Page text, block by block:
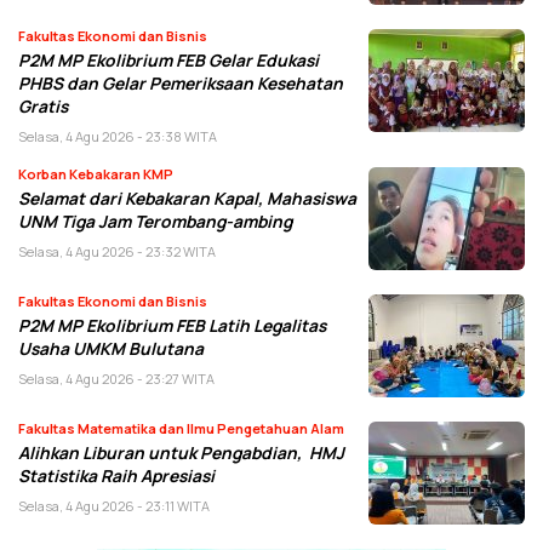
Fakultas Ekonomi dan Bisnis
P2M MP Ekolibrium FEB Gelar Edukasi
PHBS dan Gelar Pemeriksaan Kesehatan
Gratis
Selasa, 4 Agu 2026 - 23:38 WITA
Korban Kebakaran KMP
Selamat dari Kebakaran Kapal, Mahasiswa
UNM Tiga Jam Terombang-ambing
Selasa, 4 Agu 2026 - 23:32 WITA
Fakultas Ekonomi dan Bisnis
P2M MP Ekolibrium FEB Latih Legalitas
Usaha UMKM Bulutana
Selasa, 4 Agu 2026 - 23:27 WITA
Fakultas Matematika dan Ilmu Pengetahuan Alam
Alihkan Liburan untuk Pengabdian, HMJ
Statistika Raih Apresiasi
Selasa, 4 Agu 2026 - 23:11 WITA